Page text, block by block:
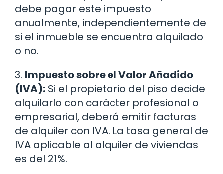
debe pagar este impuesto
anualmente, independientemente de
si el inmueble se encuentra alquilado
o no.
3. Impuesto sobre el Valor Añadido
(IVA): Si el propietario del piso decide
alquilarlo con carácter profesional o
empresarial, deberá emitir facturas
de alquiler con IVA. La tasa general de
IVA aplicable al alquiler de viviendas
es del 21%.